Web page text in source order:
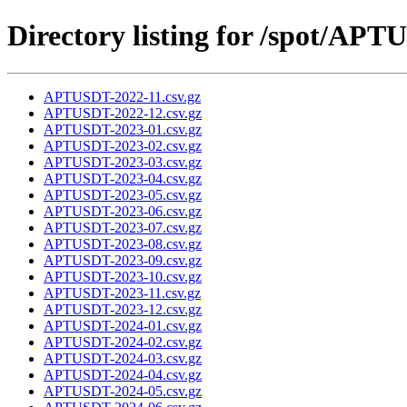
Directory listing for /spot/
APTUSDT-2022-11.csv.gz
APTUSDT-2022-12.csv.gz
APTUSDT-2023-01.csv.gz
APTUSDT-2023-02.csv.gz
APTUSDT-2023-03.csv.gz
APTUSDT-2023-04.csv.gz
APTUSDT-2023-05.csv.gz
APTUSDT-2023-06.csv.gz
APTUSDT-2023-07.csv.gz
APTUSDT-2023-08.csv.gz
APTUSDT-2023-09.csv.gz
APTUSDT-2023-10.csv.gz
APTUSDT-2023-11.csv.gz
APTUSDT-2023-12.csv.gz
APTUSDT-2024-01.csv.gz
APTUSDT-2024-02.csv.gz
APTUSDT-2024-03.csv.gz
APTUSDT-2024-04.csv.gz
APTUSDT-2024-05.csv.gz